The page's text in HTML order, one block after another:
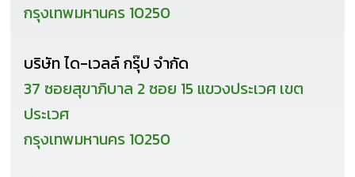
กรุงเทพมหานคร 10250
บริษัท ได-เวลล์ กรุ๊ป จำกัด
37 ซอยสุขาภิบาล 2 ซอย 15 แขวงประเวศ เขต
ประเวศ
กรุงเทพมหานคร 10250